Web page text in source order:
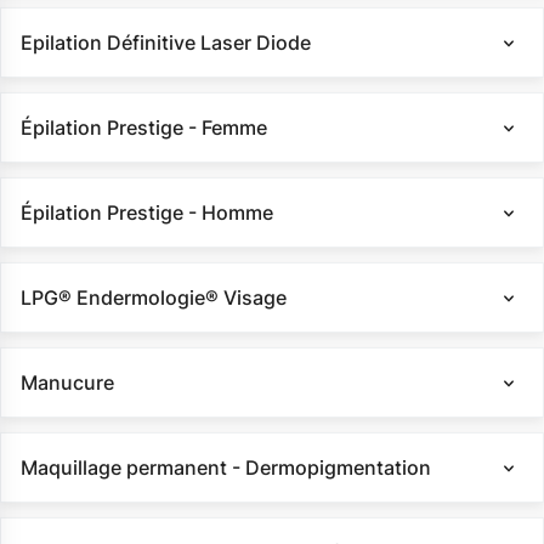
Epilation Définitive Laser Diode
Épilation Prestige - Femme
Épilation Prestige - Homme
LPG® Endermologie® Visage
Manucure
Maquillage permanent - Dermopigmentation